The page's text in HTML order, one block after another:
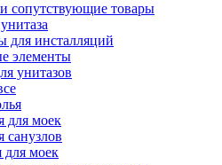
сопутствующие товары
для инсталляций
элементы
унитазов
для моек
для моек